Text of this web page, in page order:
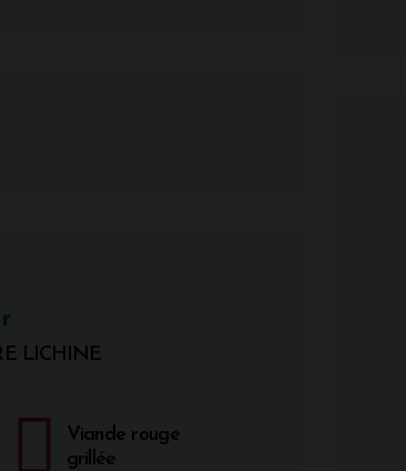
LICHINE
Viande rouge
grillée